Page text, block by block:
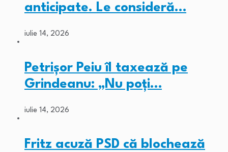
anticipate. Le consideră…
iulie 14, 2026
Petrișor Peiu îl taxează pe
Grindeanu: „Nu poți…
iulie 14, 2026
Fritz acuză PSD că blochează